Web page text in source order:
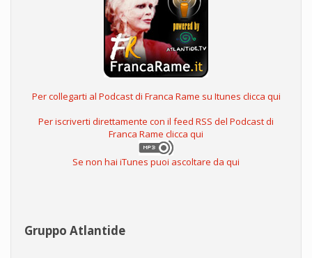
Per collegarti al Podcast di Franca Rame su Itunes clicca qui
Per iscriverti direttamente con il feed RSS del Podcast di
Franca Rame clicca qui
Se non hai iTunes puoi ascoltare da qui
Gruppo Atlantide